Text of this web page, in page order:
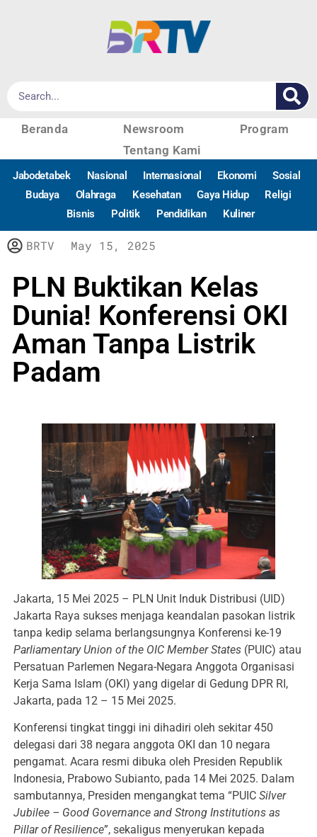
Beranda Newsroom
Program
Tentang Kami
Jabodetabek Nasional Internasional Ekonomi
Sosial
Budaya
Olahraga Kesehatan Gaya Hidup
Religi
Bisnis
Politik Pendidikan Kuliner
BRTV May 15, 2025
PLN Buktikan Kelas
Dunia! Konferensi OKI
Aman Tanpa Listrik
Padam
Jakarta, 15 Mei 2025 – PLN Unit Induk Distribusi (UID)
Jakarta Raya sukses menjaga keandalan pasokan listrik
tanpa kedip selama berlangsungnya Konferensi ke-19
Parliamentary Union of the OIC Member States (PUIC) atau
Persatuan Parlemen Negara-Negara Anggota Organisasi
Kerja Sama Islam (OKI) yang digelar di Gedung DPR RI,
Jakarta, pada 12 – 15 Mei 2025.
Konferensi tingkat tinggi ini dihadiri oleh sekitar 450
delegasi dari 38 negara anggota OKI dan 10 negara
pengamat. Acara resmi dibuka oleh Presiden Republik
Indonesia, Prabowo Subianto, pada 14 Mei 2025. Dalam
sambutannya, Presiden mengangkat tema “PUIC Silver
Jubilee – Good Governance and Strong Institutions as
Pillar of Resilience”, sekaligus menyerukan kepada